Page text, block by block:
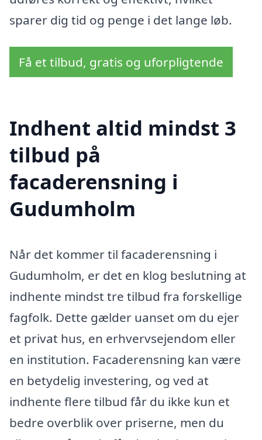
sparer dig tid og penge i det lange løb.
Få et tilbud, gratis og uforpligtende
Indhent altid mindst 3
tilbud på
facaderensning i
Gudumholm
Når det kommer til facaderensning i
Gudumholm, er det en klog beslutning at
indhente mindst tre tilbud fra forskellige
fagfolk. Dette gælder uanset om du ejer
et privat hus, en erhvervsejendom eller
en institution. Facaderensning kan være
en betydelig investering, og ved at
indhente flere tilbud får du ikke kun et
bedre overblik over priserne, men du